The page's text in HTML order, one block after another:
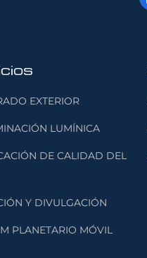
EXTERIOR
LUMÍNICA
DE CALIDAD DEL
Y DIVULGACIÓN
PLANETARIO MÓVIL